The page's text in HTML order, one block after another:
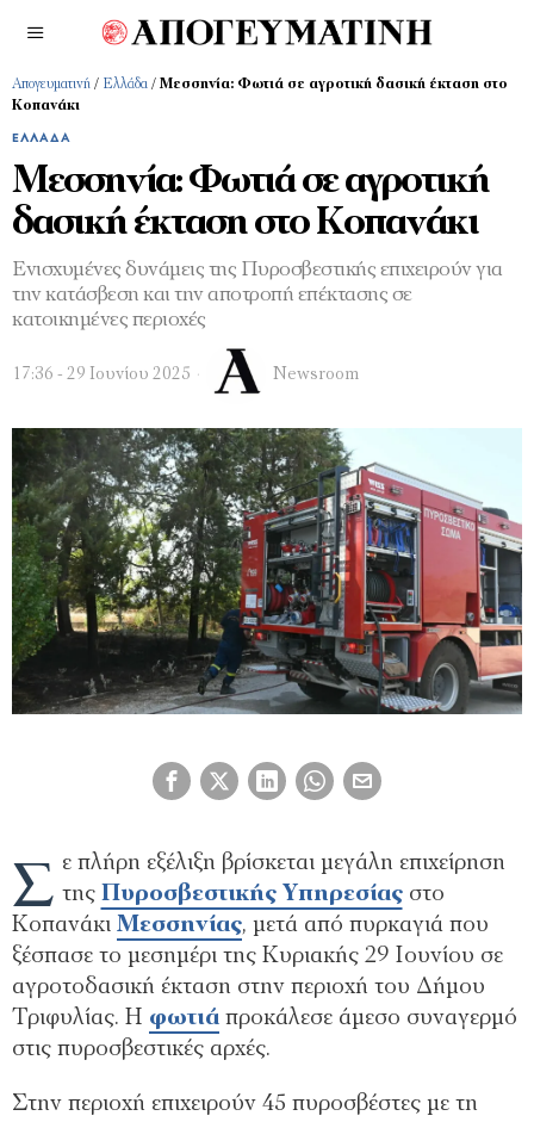
Απογευματινή / Ελλάδα / Μεσσηνία: Φωτιά σε αγροτική δασική έκταση στο
Κοπανάκι
ΕΛΛΆΔΑ
Μεσσηνία: Φωτιά σε αγροτική
δασική έκταση στο Κοπανάκι
Ενισχυμένες δυνάμεις της Πυροσβεστικής επιχειρούν για
την κατάσβεση και την αποτροπή επέκτασης σε
κατοικημένες περιοχές
17:36 - 29 Ιουνίου 2025 Newsroom
Σ ε πλήρη εξέλιξη βρίσκεται μεγάλη επιχείρηση
της Πυροσβεστικής Υπηρεσίαςστο
Κοπανάκι Μεσσηνίας, μετά από πυρκαγιά που
ξέσπασε το μεσημέρι της Κυριακής 29 Ιουνίου σε
αγροτοδασική έκταση στην περιοχή του Δήμου
Τριφυλίας. Η φωτιά προκάλεσε άμεσο συναγερμό
στις πυροσβεστικές αρχές.
Στην περιοχή επιχειρούν 45 πυροσβέστες με τη